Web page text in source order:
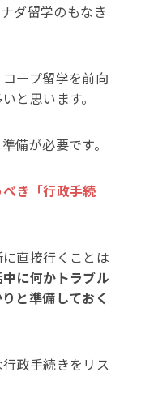
ダ留学のもなき
ープ留学を前向
と思います。
備が必要です。
き「行政手続
直接行くことは
に何かトラブル
と準備しておく
政手続きをリス